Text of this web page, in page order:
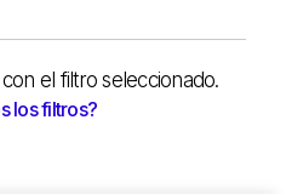
el filtro seleccionado.
los filtros?